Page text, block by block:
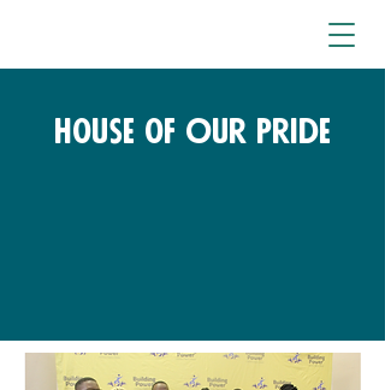
House of Our Pride